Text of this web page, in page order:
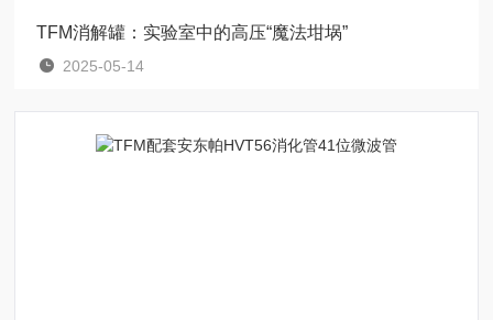
TFM消解罐：实验室中的高压“魔法坩埚”
2025-05-14